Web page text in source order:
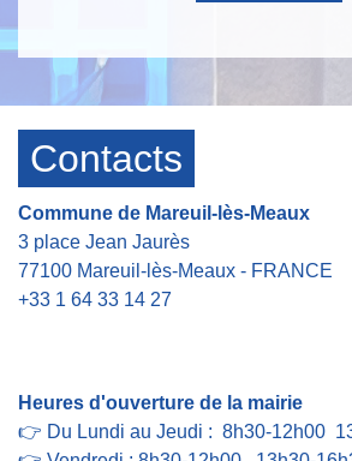
Contacts
Commune de Mareuil-lès-Meaux
3 place Jean Jaurès
77100 Mareuil-lès-Meaux - FRANCE
+33 1 64 33 14 27
Heures d'ouverture de la mairie
👉 Du Lundi au Jeudi : 8h30-12h00